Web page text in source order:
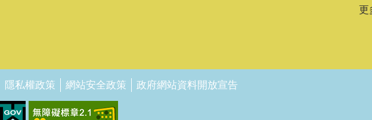
更
隱私權政策 網站安全政策 政府網站資料開放宣告